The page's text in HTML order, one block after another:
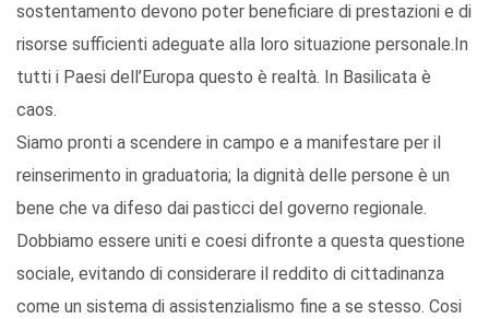
sostentamento devono poter beneficiare di prestazioni e di
risorse sufficienti adeguate alla loro situazione personale.In
tutti i Paesi dell’Europa questo è realtà. In Basilicata è
caos.
Siamo pronti a scendere in campo e a manifestare per il
reinserimento in graduatoria; la dignità delle persone è un
bene che va difeso dai pasticci del governo regionale.
Dobbiamo essere uniti e coesi difronte a questa questione
sociale, evitando di considerare il reddito di cittadinanza
come un sistema di assistenzialismo fine a se stesso. Cosi